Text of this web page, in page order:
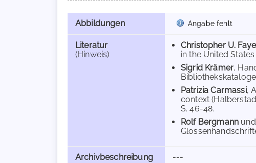
Abbildungen Angabe fehlt
Literatur
(Hinweis)
Christopher U. Faye
in the United
Sigrid Krämer,
Patrizia Carmassi,
context
S. 46-48.
Rolf Bergmann und
Archivbeschreibung ---